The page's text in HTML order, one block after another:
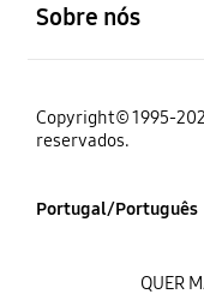
Sobre nós
Copyright© 1995-
reservados.
Portugal/Português
QUER